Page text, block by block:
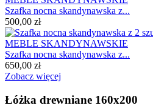
Szafka nocna skandynawska z...
500,00 zł
Szafka nocna skandynawska z...
650,00 zł
Zobacz więcej
Łóżka drewniane 160x200